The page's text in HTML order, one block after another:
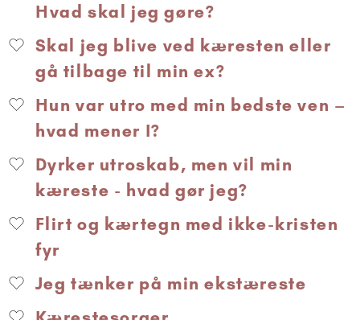
Hvad skal jeg gøre?
Skal jeg blive ved kæresten eller
gå tilbage til min ex?
Hun var utro med min bedste ven –
hvad mener I?
Dyrker utroskab, men vil min
kæreste - hvad gør jeg?
Flirt og kærtegn med ikke-kristen
fyr
Jeg tænker på min ekstæreste